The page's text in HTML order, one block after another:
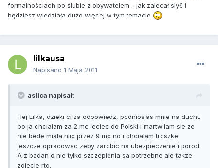
formalnościach po ślubie z obywatelem - jak zalecał sly6 i
będziesz wiedziała dużo więcej w tym temacie
lilkausa
Napisano 1 Maja 2011
aslica napisał:
Hej Lilka, dzieki ci za odpowiedz, podnioslas mnie na duchu
bo ja chcialam za 2 mc leciec do Polski i martwilam sie ze
nie bede miala niic przez 9 mc no i chcialam troszke
jeszcze opracowac zeby zarobic na ubezpieczenie i porod.
A z badan o nie tylko szczepienia sa potrzebne ale takze
zdjecie rtg.